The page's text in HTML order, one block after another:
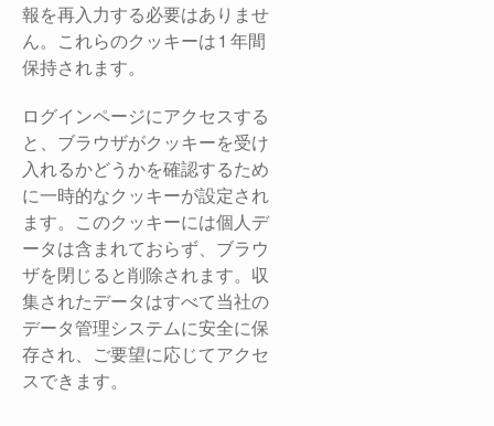
報を再入力する必要はありませ
ん。これらのクッキーは 1 年間
保持されます。
ログインページにアクセスする
と、ブラウザがクッキーを受け
入れるかどうかを確認するため
に一時的なクッキーが設定され
ます。このクッキーには個人デ
ータは含まれておらず、ブラウ
ザを閉じると削除されます。収
集されたデータはすべて当社の
データ管理システムに安全に保
存され、ご要望に応じてアクセ
スできます。